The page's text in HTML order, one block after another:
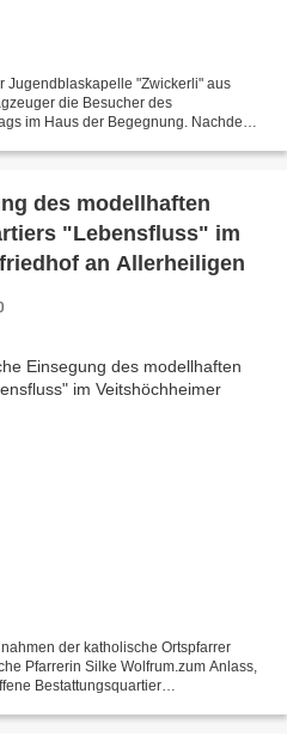
Jugendblaskapelle "Zwickerli" aus
die Besucher des
im Haus der Begegnung. Nachdem
des modellhaften
"Lebensfluss" im
an Allerheiligen
der katholische Ortspfarrer
Pfarrerin Silke Wolfrum.zum Anlass,
Bestattungsquartier